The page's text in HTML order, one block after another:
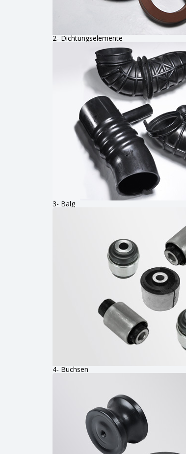
2- Dichtungselemente
3- Balg
4- Buchsen